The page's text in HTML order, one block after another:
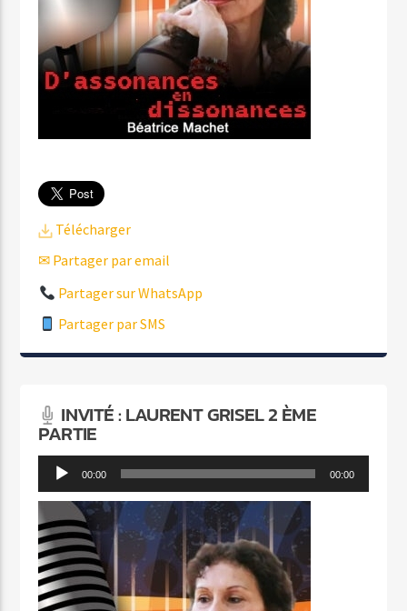
Télécharger
✉ Partager par email
Partager sur WhatsApp
Partager par SMS
INVITÉ : LAURENT GRISEL 2 ÈME
PARTIE
Lecteur
audio
00:00 00:00